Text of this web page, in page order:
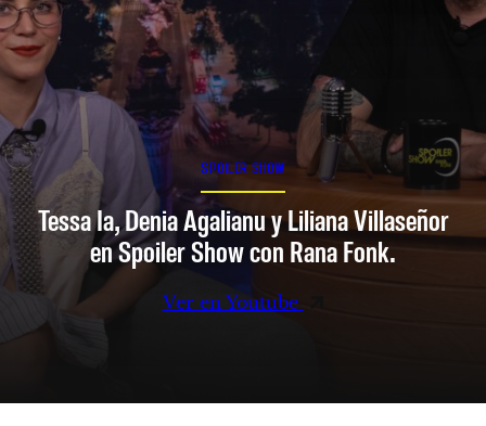
SPOILER SHOW
Tessa Ia, Denia Agalianu y Liliana Villaseñor
en Spoiler Show con Rana Fonk.
Ver en Youtube